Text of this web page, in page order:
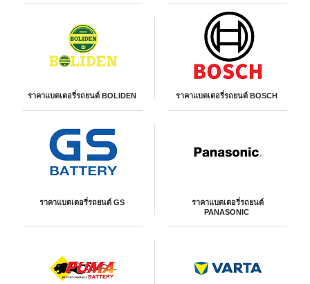
ราคาแบตเตอรี่รถยนต์ BOLIDEN ราคาแบตเตอรี่รถยนต์ BOSCH
ราคาแบตเตอรี่รถยนต์ GS
ราคาแบตเตอรี่รถยนต์
PANASONIC